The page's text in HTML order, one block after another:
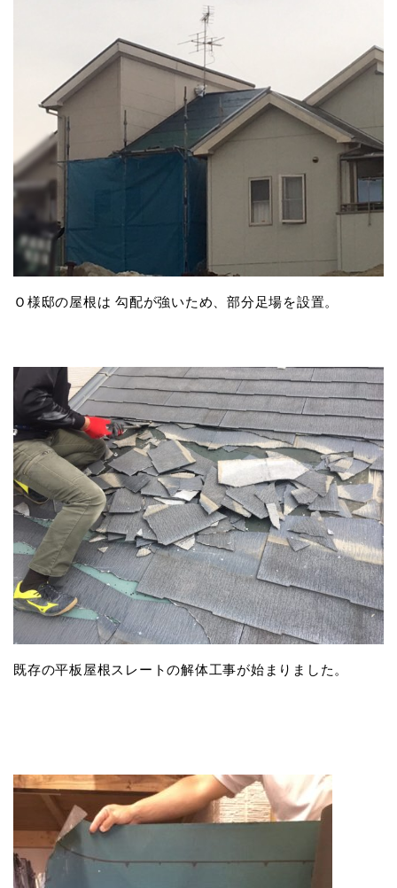
Ｏ様邸の屋根は 勾配が強いため、部分足場を設置。
既存の平板屋根スレートの解体工事が始まりました。